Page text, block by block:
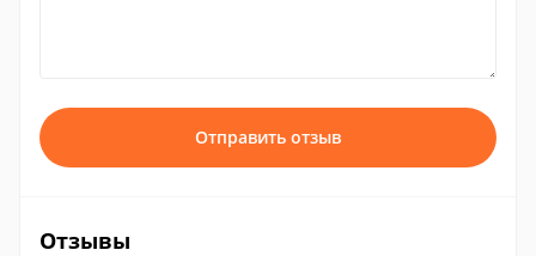
Отправить отзыв
Отзывы